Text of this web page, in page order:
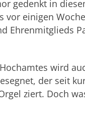
gedenkt in
vor einigen
Ehrenmitglieds
wird
der seit
ziert. Doch